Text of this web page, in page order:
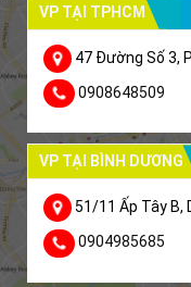
VP TẠI TPHCM
47 Đường Số 3,
0908648509
VP TẠI BÌNH DƯƠNG
51/11 Ấp Tây B,
0904985685